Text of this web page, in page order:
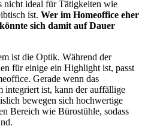
nicht ideal für Tätigkeiten wie
ist. Wer im Homeoffice eher
sich damit auf Dauer
ist die Optik. Während der
für einige ein Highlight ist, passt
Gerade wenn das
integriert ist, kann der auffällige
bewegen sich hochwertige
Bereich wie Bürostühle, sodass